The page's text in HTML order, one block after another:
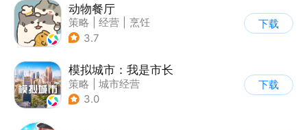
动物餐厅
策略 经营
烹饪
| 宠物
3.7
下载
模拟城市：我是市长
策略
城市经营
| 模拟城市
3.0
下载